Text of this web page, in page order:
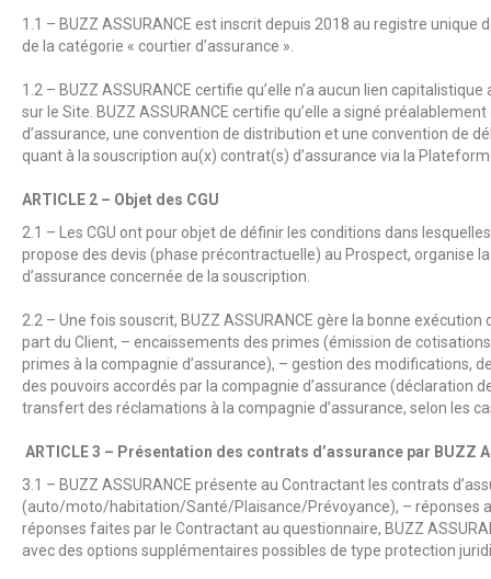
1.1 – BUZZ ASSURANCE est inscrit depuis 2018 au registre unique
de la catégorie « courtier d’assurance ».
1.2 – BUZZ ASSURANCE certifie qu’elle n’a aucun lien
sur le Site. BUZZ ASSURANCE certifie qu’elle a signé
d’assurance, une convention de distribution et une convention de
quant à la souscription au(x) contrat(s) d’assurance via la
ARTICLE 2 – Objet des CGU
2.1 – Les CGU ont pour objet de définir les conditions dans
propose des devis (phase précontractuelle) au Prospect, organise
d’assurance concernée de la souscription.
2.2 – Une fois souscrit, BUZZ ASSURANCE gère la bonne exécution
part du Client, – encaissements des primes (émission de
primes à la compagnie d’assurance), – gestion des modifications,
des pouvoirs accordés par la compagnie d’assurance (déclaration
transfert des réclamations à la compagnie d’assurance, selon les
ARTICLE 3 – Présentation des contrats d’assurance par BUZZ
3.1 – BUZZ ASSURANCE présente au Contractant les contrats
(auto/moto/habitation/Santé/Plaisance/Prévoyance), – réponses
réponses faites par le Contractant au questionnaire, BUZZ
avec des options supplémentaires possibles de type protection